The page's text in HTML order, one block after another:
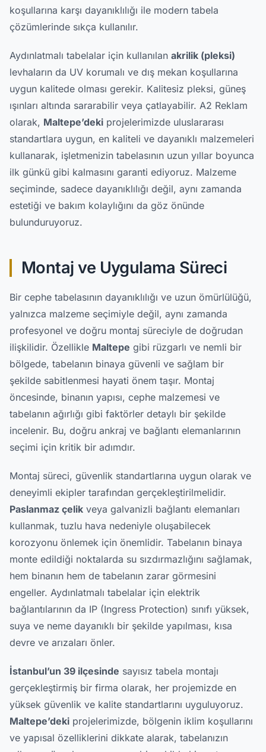
koşullarına karşı dayanıklılığı ile modern tabela
çözümlerinde sıkça kullanılır.
Aydınlatmalı tabelalar için kullanılan akrilik (pleksi)
levhaların da UV korumalı ve dış mekan koşullarına
uygun kalitede olması gerekir. Kalitesiz pleksi, güneş
ışınları altında sararabilir veya çatlayabilir. A2 Reklam
olarak, Maltepe’deki projelerimizde uluslararası
standartlara uygun, en kaliteli ve dayanıklı malzemeleri
kullanarak, işletmenizin tabelasının uzun yıllar boyunca
ilk günkü gibi kalmasını garanti ediyoruz. Malzeme
seçiminde, sadece dayanıklılığı değil, aynı zamanda
estetiği ve bakım kolaylığını da göz önünde
bulunduruyoruz.
Montaj ve Uygulama Süreci
Bir cephe tabelasının dayanıklılığı ve uzun ömürlülüğü,
yalnızca malzeme seçimiyle değil, aynı zamanda
profesyonel ve doğru montaj süreciyle de doğrudan
ilişkilidir. Özellikle Maltepe gibi rüzgarlı ve nemli bir
bölgede, tabelanın binaya güvenli ve sağlam bir
şekilde sabitlenmesi hayati önem taşır. Montaj
öncesinde, binanın yapısı, cephe malzemesi ve
tabelanın ağırlığı gibi faktörler detaylı bir şekilde
incelenir. Bu, doğru ankraj ve bağlantı elemanlarının
seçimi için kritik bir adımdır.
Montaj süreci, güvenlik standartlarına uygun olarak ve
deneyimli ekipler tarafından gerçekleştirilmelidir.
Paslanmaz çelik veya galvanizli bağlantı elemanları
kullanmak, tuzlu hava nedeniyle oluşabilecek
korozyonu önlemek için önemlidir. Tabelanın binaya
monte edildiği noktalarda su sızdırmazlığını sağlamak,
hem binanın hem de tabelanın zarar görmesini
engeller. Aydınlatmalı tabelalar için elektrik
bağlantılarının da IP (Ingress Protection) sınıfı yüksek,
suya ve neme dayanıklı bir şekilde yapılması, kısa
devre ve arızaları önler.
İstanbul’un 39 ilçesinde sayısız tabela montajı
gerçekleştirmiş bir firma olarak, her projemizde en
yüksek güvenlik ve kalite standartlarını uyguluyoruz.
Maltepe’deki projelerimizde, bölgenin iklim koşullarını
ve yapısal özelliklerini dikkate alarak, tabelanızın